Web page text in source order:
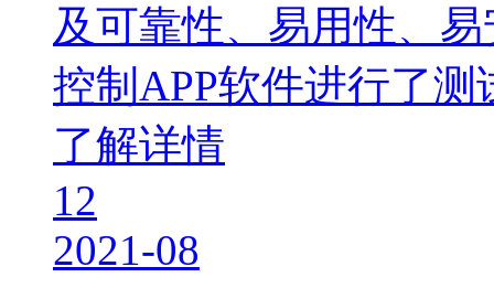
及可靠性、易用性、
控制APP软件进行了测
了解详情
12
2021-08